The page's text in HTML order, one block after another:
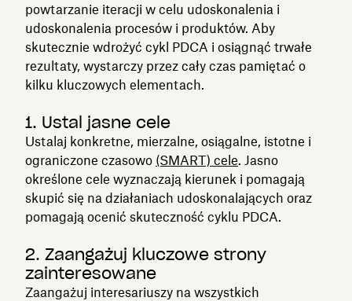
powtarzanie iteracji w celu udoskonalenia i
udoskonalenia procesów i produktów. Aby
skutecznie wdrożyć cykl PDCA i osiągnąć trwałe
rezultaty, wystarczy przez cały czas pamiętać o
kilku kluczowych elementach.
1. Ustal jasne cele
Ustalaj konkretne, mierzalne, osiągalne, istotne i
ograniczone czasowo (SMART) cele. Jasno
określone cele wyznaczają kierunek i pomagają
skupić się na działaniach udoskonalających oraz
pomagają ocenić skuteczność cyklu PDCA.
2. Zaangażuj kluczowe strony
zainteresowane
Zaangażuj interesariuszy na wszystkich